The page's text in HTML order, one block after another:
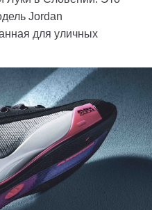
Jordan
для уличных